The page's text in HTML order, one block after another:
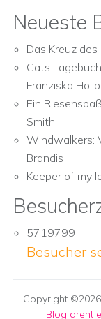
Neueste
Das Kreuz
Cats
Franziska
Ein
Smith
Windwalkers:
Brandis
Keeper of my
5719799
Besucher
Copyright ©2026
Blog dreht